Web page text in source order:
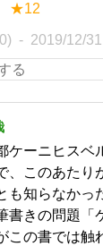
★12
2019/12/31
ケーニヒスベ
、このあたり
も知らなかっ
書きの問題「
この書では触